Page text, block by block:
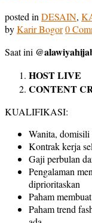
posted inDESAIN,
byKarir Bogor0
Saat ini
HOST LIVE
CONTENT
KUALIFIKASI:
Wanita,
Kontrak kerja
Gaji perbulan
Pengalaman
diprioritaskan
Paham
Paham trend